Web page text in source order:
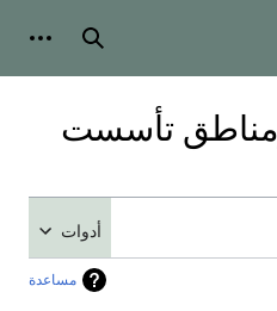
بحث
تأسست
أدوات
مساعدة